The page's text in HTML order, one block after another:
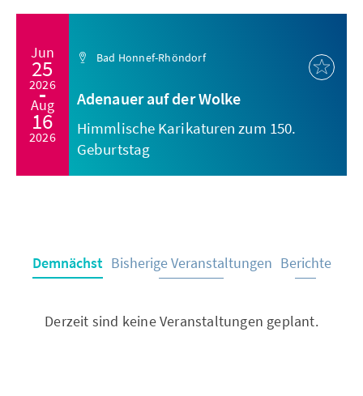
Jun
25
2026
Aug
16
2026
Bad Honnef-Rhöndorf
Adenauer auf der Wolke
Himmlische Karikaturen zum 150.
Geburtstag
Demnächst Bisherige Veranstaltungen Berichte
Derzeit sind keine Veranstaltungen geplant.